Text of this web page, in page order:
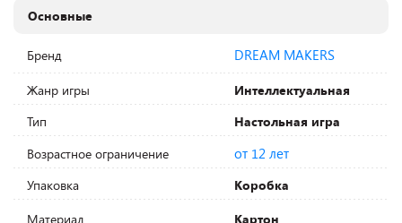
Основные
Бренд DREAM MAKERS
Жанр игры
Интеллектуальная
Тип
Настольная игра
Возрастное ограничение
от 12 лет
Упаковка
Коробка
Материал
Картон